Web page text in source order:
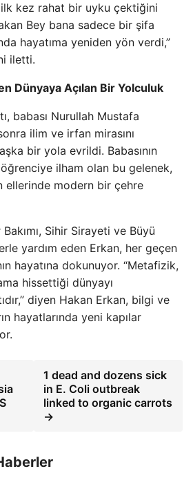
ilk kez rahat bir uyku çektiğini
Bey bana sadece bir şifa
hayatıma yeniden yön verdi,”
iletti.
Dünyaya Açılan Bir Yolculuk
babası Nurullah Mustafa
ilim ve irfan mirasını
bir yola evrildi. Babasının
ilham olan bu gelenek,
ellerinde modern bir çehre
Bakımı, Sihir Sirayeti ve Büyü
yardım eden Erkan, her geçen
hayatına dokunuyor. “Metafizik,
hissettiği dünyayı
diyen Hakan Erkan, bilgi ve
hayatlarında yeni kapılar
1 dead and dozens sick
in E. Coli outbreak
linked to organic carrots
→